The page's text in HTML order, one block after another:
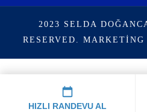
2023 SELDA
RESERVED. MARKETING
HIZLI RANDEVU AL